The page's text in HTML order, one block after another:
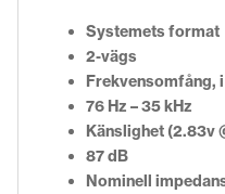
Systemets format
2-vägs
Frekvensomfång,
76 Hz – 35 kHz
Känslighet (2.83v
87 dB
Nominell